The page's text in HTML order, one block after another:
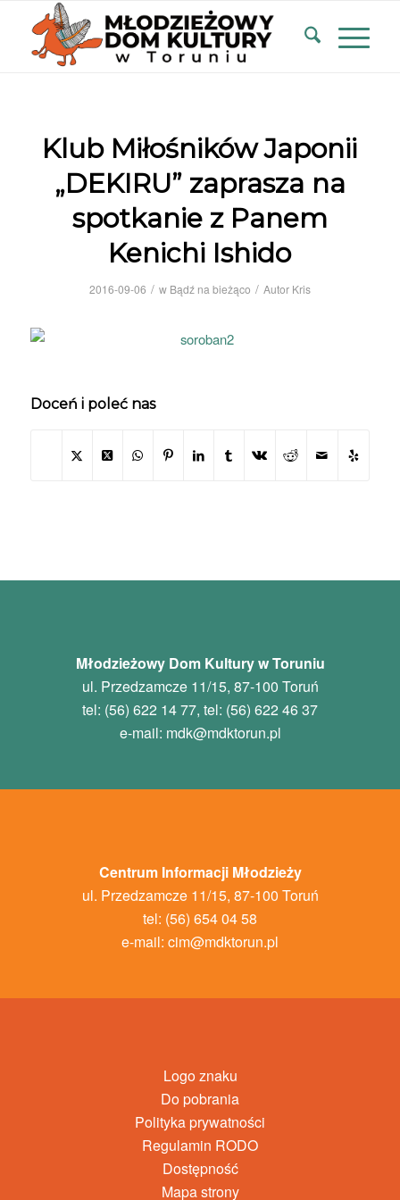
Klub Miłośników Japonii
„DEKIRU” zaprasza na
spotkanie z Panem
Kenichi Ishido
2016-09-06 / w Bądź na bieżąco / Autor Kris
Doceń i poleć nas
Młodzieżowy Dom Kultury w Toruniu
ul. Przedzamcze 11/15, 87-100 Toruń
tel: (56) 622 14 77, tel: (56) 622 46 37
e-mail: mdk@mdktorun.pl
Centrum Informacji Młodzieży
ul. Przedzamcze 11/15, 87-100 Toruń
tel: (56) 654 04 58
e-mail: cim@mdktorun.pl
Logo znaku
Do pobrania
Polityka prywatności
Regulamin RODO
Dostępność
Mapa strony